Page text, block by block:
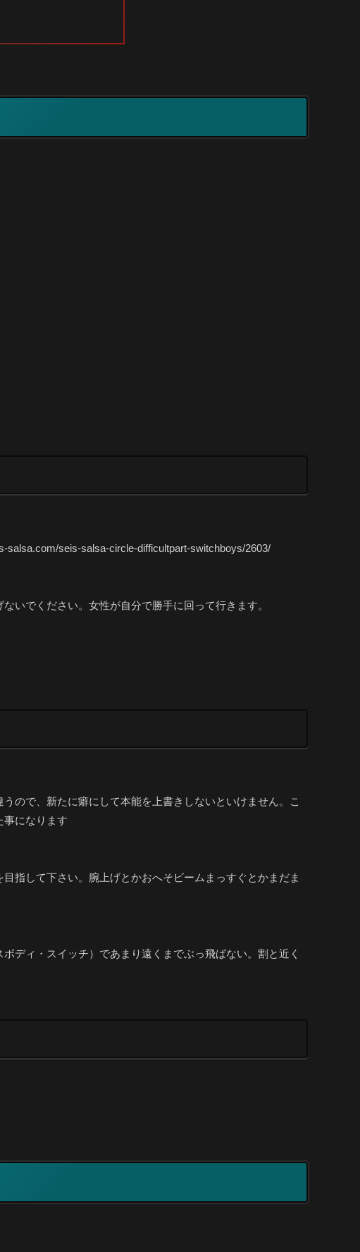
seis-salsa-circle-difficultpart-switchboys/2603/
いでください。女性が自分で勝手に回って行きます。
ので、新たに癖にして本能を上書きしないといけません。こ
事になります
指して下さい。腕上げとかおへそビームまっすぐとかまだま
ディ・スイッチ）であまり遠くまでぶっ飛ばない。割と近く